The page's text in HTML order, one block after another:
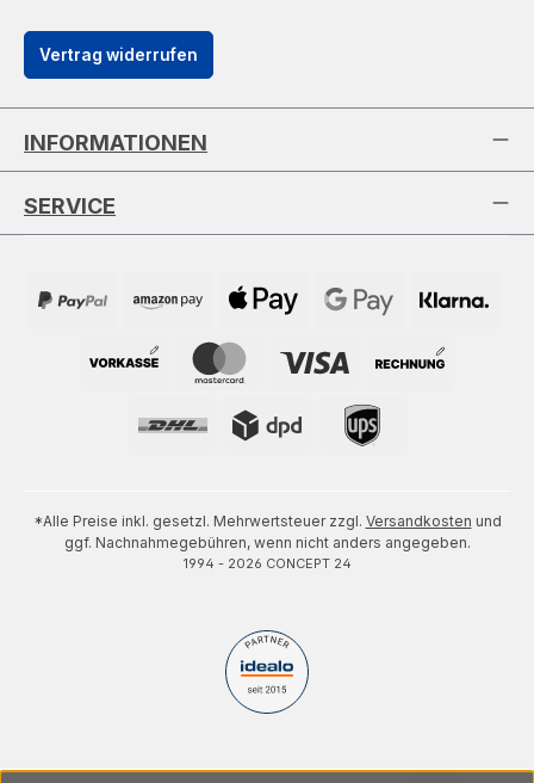
Vertrag widerrufen
INFORMATIONEN
SERVICE
*Alle Preise inkl. gesetzl. Mehrwertsteuer zzgl. Versandkosten und
ggf. Nachnahmegebühren, wenn nicht anders angegeben.
1994 - 2026 CONCEPT 24